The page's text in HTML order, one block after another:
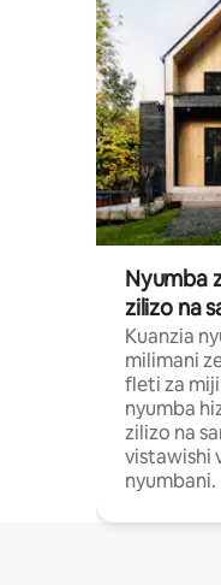
Nyumba
zilizo na
Kuanzia
milimani
fleti za
nyumba
zilizo na
vistawishi
nyumbani.